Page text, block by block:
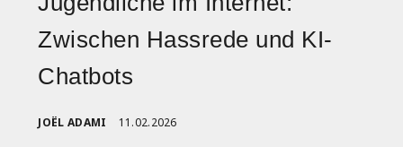
Zwischen Hassrede und KI-
Chatbots
JOËL ADAMI 11.02.2026